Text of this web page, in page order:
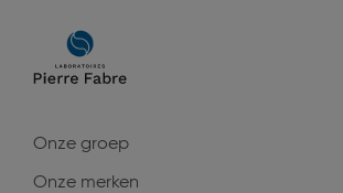
Main
navigation
Onze groep
Onze merken